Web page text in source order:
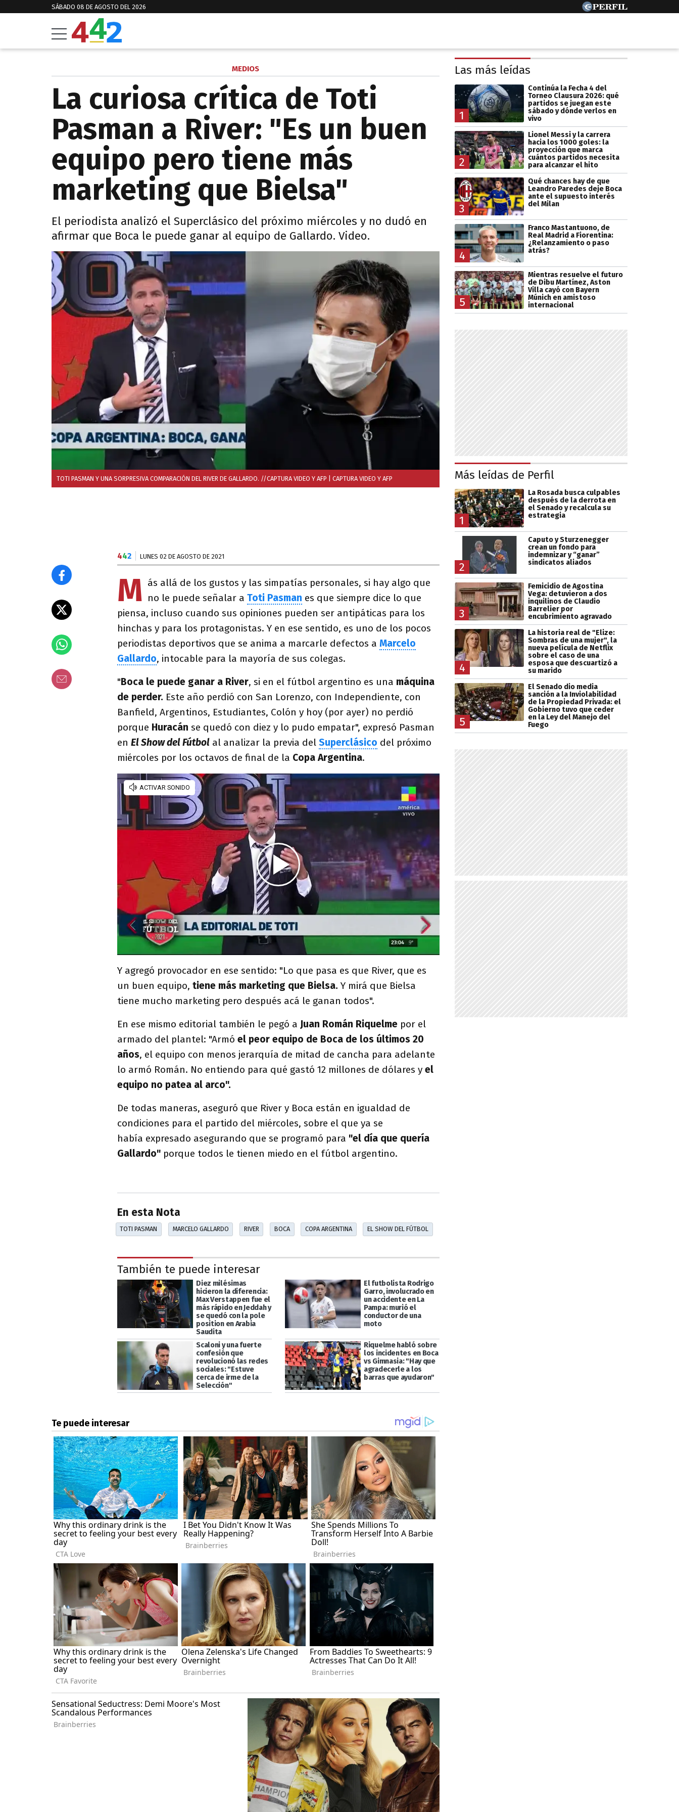
SÁBADO 08 DE AGOSTO DEL 2026
MEDIOS
La curiosa crítica de Toti
Pasman a River: "Es un buen
equipo pero tiene más
marketing que Bielsa"
El periodista analizó el Superclásico del próximo miércoles y no dudó en
afirmar que Boca le puede ganar al equipo de Gallardo. Video.
TOTI PASMAN Y UNA SORPRESIVA COMPARACIÓN DEL RIVER DE GALLARDO. //CAPTURA VIDEO Y AFP | CAPTURA VIDEO Y AFP
442 LUNES 02 DE AGOSTO DE 2021
M ás allá de los gustos y las simpatías personales, si hay algo que
no le puede señalar a Toti Pasman es que siempre dice lo que
piensa, incluso cuando sus opiniones pueden ser antipáticas para los
hinchas y para los protagonistas. Y en ese sentido, es uno de los pocos
periodistas deportivos que se anima a marcarle defectos a Marcelo
Gallardo, intocable para la mayoría de sus colegas.
"Boca le puede ganar a River, si en el fútbol argentino es una máquina
de perder. Este año perdió con San Lorenzo, con Independiente, con
Banfield, Argentinos, Estudiantes, Colón y hoy (por ayer) no perdió
porque Huracán se quedó con diez y lo pudo empatar", expresó Pasman
en El Show del Fútbol al analizar la previa del Superclásico del próximo
miércoles por los octavos de final de la Copa Argentina.
Y agregó provocador en ese sentido: "Lo que pasa es que River, que es
un buen equipo, tiene más marketing que Bielsa. Y mirá que Bielsa
tiene mucho marketing pero después acá le ganan todos".
En ese mismo editorial también le pegó a Juan Román Riquelme por el
armado del plantel: "Armó el peor equipo de Boca de los últimos 20
años, el equipo con menos jerarquía de mitad de cancha para adelante
lo armó Román. No entiendo para qué gastó 12 millones de dólares y el
equipo no patea al arco".
De todas maneras, aseguró que River y Boca están en igualdad de
condiciones para el partido del miércoles, sobre el que ya se
había expresado asegurando que se programó para "el día que quería
Gallardo" porque todos le tienen miedo en el fútbol argentino.
En esta Nota
TOTI PASMAN MARCELO GALLARDO RIVER BOCA COPA ARGENTINA EL SHOW DEL FÚTBOL
También te puede interesar
Diez milésimas
hicieron la diferencia:
Max Verstappen fue el
más rápido en Jeddah y
se quedó con la pole
position en Arabia
Saudita
El futbolista Rodrigo
Garro, involucrado en
un accidente en La
Pampa: murió el
conductor de una
moto
Scaloni y una fuerte
confesión que
revolucionó las redes
sociales: "Estuve
cerca de irme de la
Selección"
Riquelme habló sobre
los incidentes en Boca
vs Gimnasia: "Hay que
agradecerle a los
barras que ayudaron"
Las más leídas
1
Continúa la Fecha 4 del
Torneo Clausura 2026: qué
partidos se juegan este
sábado y dónde verlos en
vivo
2
Lionel Messi y la carrera
hacia los 1000 goles: la
proyección que marca
cuántos partidos necesita
para alcanzar el hito
3
Qué chances hay de que
Leandro Paredes deje Boca
ante el supuesto interés
del Milan
4
Franco Mastantuono, de
Real Madrid a Fiorentina:
¿Relanzamiento o paso
atrás?
5
Mientras resuelve el futuro
de Dibu Martínez, Aston
Villa cayó con Bayern
Múnich en amistoso
internacional
Más leídas de Perfil
1
La Rosada busca culpables
después de la derrota en
el Senado y recalcula su
estrategia
2
Caputo y Sturzenegger
crean un fondo para
indemnizar y “ganar”
sindicatos aliados
3
Femicidio de Agostina
Vega: detuvieron a dos
inquilinos de Claudio
Barrelier por
encubrimiento agravado
4
La historia real de "Elize:
Sombras de una mujer", la
nueva película de Netflix
sobre el caso de una
esposa que descuartizó a
su marido
5
El Senado dio media
sanción a la Inviolabilidad
de la Propiedad Privada: el
Gobierno tuvo que ceder
en la Ley del Manejo del
Fuego